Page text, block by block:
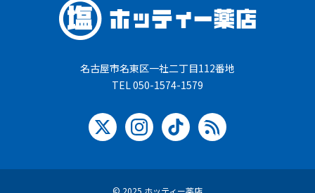
名古屋市名東区一社二丁目112番地
TEL 050-1574-1579
© 2025 ホッティー薬店